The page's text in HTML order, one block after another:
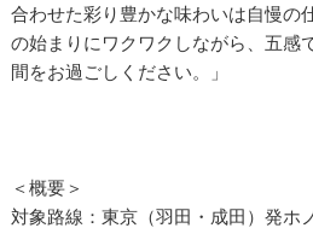
合わせた彩り豊かな味わいは自慢の
の始まりにワクワクしながら、五感
間をお過ごしください。」
＜概要＞
対象路線：東京（羽田・成田）発ホ